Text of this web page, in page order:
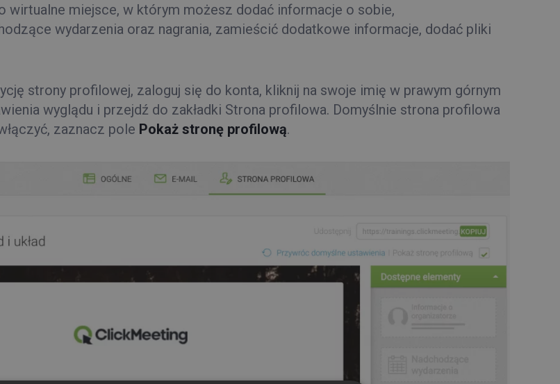
wirtualne miejsce, w którym możesz dodać informacje o sobie,
wydarzenia oraz nagrania, zamieścić dodatkowe informacje, dodać pliki
strony profilowej, zaloguj się do konta, kliknij na swoje imię w prawym górnym
wyglądu i przejdź do zakładki Strona profilowa. Domyślnie strona profilowa
zaznacz pole Pokaż stronę profilową.